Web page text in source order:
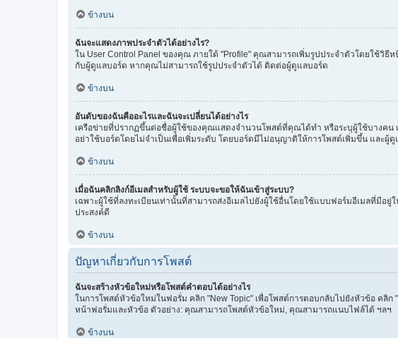
ข้างบน
ฉันจะแสดงภาพประจำตัวได้อย่างไร?
ใน User Control Panel ของคุณ ภายใต้ "Profile" คุณสามารถเพิ่มรูปประจำตัวโดยใช้วิธี
กับผู้ดูแลบอร์ด หากคุณไม่สามารถใช้รูปประจำตัวได้ ติดต่อผู้ดูแลบอร์ด
ข้างบน
อันดับของฉันคืออะไรและฉันจะเปลี่ยนได้อย่างไร
เครือข่ายที่ปรากฏขึ้นต่อชื่อผู้ใช้ของคุณแสดงจำนวนโพสต์ที่คุณได้ทำ หรือระบุผู้ใช้บางคน
อย่าใช้บอร์ดโดยไม่จำเป็นเพื่อเพิ่มระดับ โดยบอร์ดมีไม่อนุญาติให้การโพสต์เพิ่มขึ้น และ
ข้างบน
เมื่อฉันคลิกลิงก์อีเมลสำหรับผู้ใช้ ระบบจะขอให้ฉันเข้าสู่ระบบ?
เฉพาะผู้ใช้ที่ลงทะเบียนเท่านั้นที่สามารถส่งอีเมลไปยังผู้ใช้อื่นโดยใช้แบบฟอร์มอีเมลที่มีอ
ประสงค์ดี
ข้างบน
ปัญหาเกี่ยวกับการโพสต์
ฉันจะสร้างหัวข้อใหม่หรือโพสต์คำตอบได้อย่างไร
ในการโพสต์หัวข้อใหม่ในฟอรั่ม คลิก "New Topic" เพื่อโพสต์การตอบกลับไปยังหัวข้อ ค
หน้าฟอรั่มและหัวข้อ ตัวอย่าง: คุณสามารถโพสต์หัวข้อใหม่, คุณสามารถแนบไฟล์ได้ ฯลฯ
ข้างบน